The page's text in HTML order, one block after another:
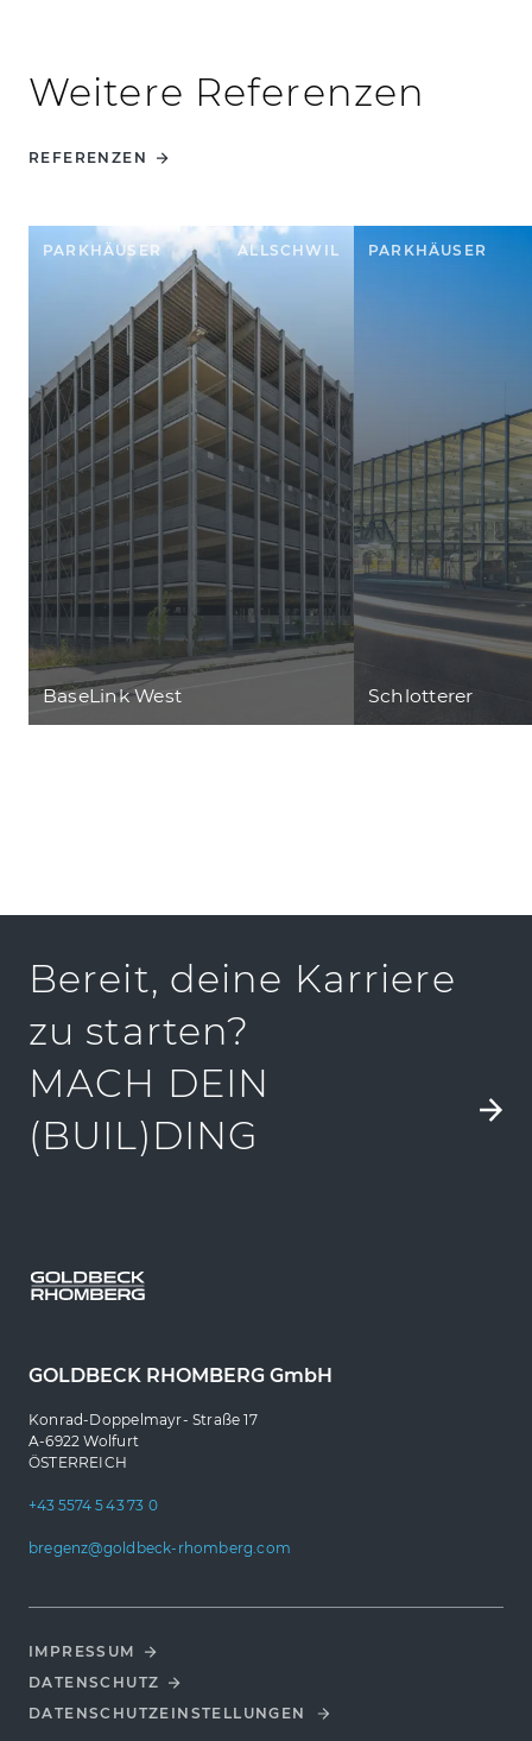
Weitere Referenzen
REFERENZEN
PARKHÄUSER ALLSCHWIL
BaseLink West
PARKHÄUSER
Schlotterer
Bereit, deine Karriere
zu starten?
MACH DEIN
(BUIL)DING
GOLDBECK RHOMBERG GmbH
Konrad-Doppelmayr- Straße 17
A-6922 Wolfurt
ÖSTERREICH
+43 5574 5 43 73 0
bregenz@goldbeck-rhomberg.com
IMPRESSUM
DATENSCHUTZ
DATENSCHUTZ­EINSTELLUNGEN